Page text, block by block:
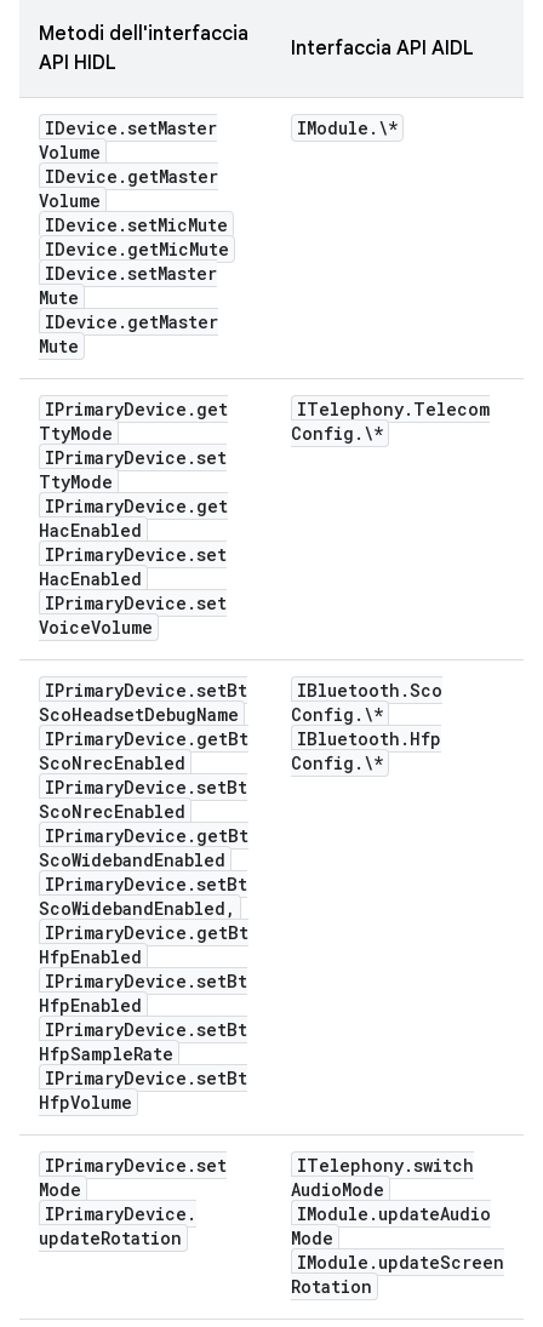
Metodi dell'interfaccia
API HIDL
Interfaccia API AIDL
IDevice .setMaster
Volume
IDevice . getMaster
Volume
IDevice .setMicMute
IDevice . getMicMute
IDevice .setMaster
Mute
IDevice . getMaster
Mute
IModule . \*
IPrimaryDevice . get
TtyMode
IPrimaryDevice .set
TtyMode
IPrimaryDevice . get
HacEnabled
IPrimaryDevice .set
HacEnabled
IPrimaryDevice .set
VoiceVolume
ITelephony. Telecom
Config . \*
IPrimaryDevice .setBt
ScoHeadsetDebugName
IPrimaryDevice . getBt
ScoNrecEnabled
IPrimaryDevice .setBt
ScoNrecEnabled
IPrimaryDevice . getBt
ScoWidebandEnabled
IPrimaryDevice .setBt
ScoWidebandEnabled ,
IPrimaryDevice . getBt
HfpEnabled
IPrimaryDevice .setBt
HfpEnabled
IPrimaryDevice .setBt
HfpSampleRate
IPrimaryDevice .setBt
HfpVolume
IBluetooth .Sco
Config . \*
IBluetooth . Hfp
Config . \*
IPrimaryDevice .set
Mode
IPrimaryDevice .
updateRotation
ITelephony.switch
AudioMode
IModule . updateAudio
Mode
IModule . updateScreen
Rotation